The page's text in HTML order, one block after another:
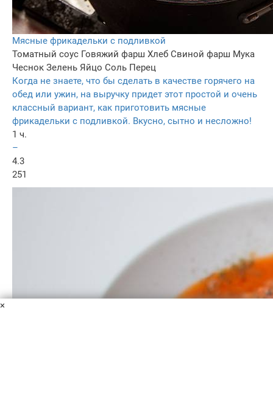
Мясные фрикадельки с подливкой
Томатный соус Говяжий фарш Хлеб Свиной фарш Мука
Чеснок Зелень Яйцо Соль Перец
Когда не знаете, что бы сделать в качестве горячего на
обед или ужин, на выручку придет этот простой и очень
классный вариант, как приготовить мясные
фрикадельки с подливкой. Вкусно, сытно и несложно!
1 ч.
–
4.3
251
×